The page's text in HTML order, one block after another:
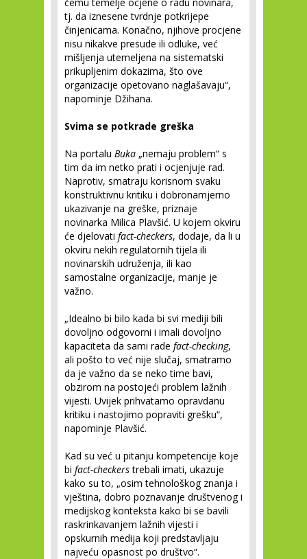
tj. da iznesene tvrdnje potkrijepe
činjenicama. Konačno, njihove procjene
nisu nikakve presude ili odluke, već
mišljenja utemeljena na sistematski
prikupljenim dokazima, što ove
organizacije opetovano naglašavaju“,
napominje Džihana.
Svima se potkrade greška
Na portalu Buka „nemaju problem“ s
tim da im netko prati i ocjenjuje rad.
Naprotiv, smatraju korisnom svaku
konstruktivnu kritiku i dobronamjerno
ukazivanje na greške, priznaje
novinarka Milica Plavšić. U kojem okviru
će djelovati fact-checkers, dodaje, da li u
okviru nekih regulatornih tijela ili
novinarskih udruženja, ili kao
samostalne organizacije, manje je
važno.
„Idealno bi bilo kada bi svi mediji bili
dovoljno odgovorni i imali dovoljno
kapaciteta da sami rade fact-checking,
ali pošto to već nije slučaj, smatramo
da je važno da se neko time bavi,
obzirom na postojeći problem lažnih
vijesti. Uvijek prihvatamo opravdanu
kritiku i nastojimo popraviti grešku“,
napominje Plavšić.
Kad su već u pitanju kompetencije koje
bi fact-checkerstrebali imati, ukazuje
kako su to, „osim tehnološkog znanja i
vještina, dobro poznavanje društvenog i
medijskog konteksta kako bi se bavili
raskrinkavanjem lažnih vijesti i
opskurnih medija koji predstavljaju
najveću opasnost po društvo“.